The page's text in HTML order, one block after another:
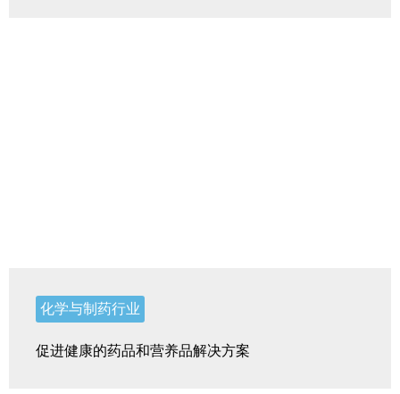
化学与制药行业
促进健康的药品和营养品解决方案